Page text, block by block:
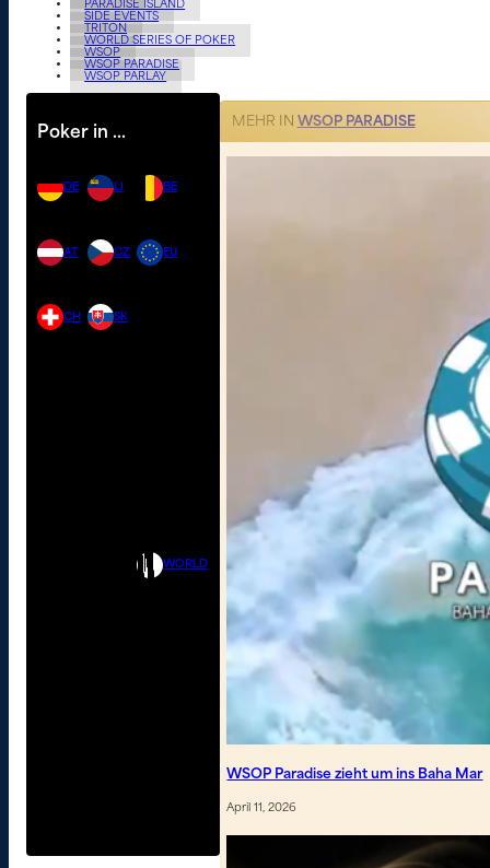
PARADISE ISLAND
SIDE EVENTS
TRITON
WORLD SERIES OF POKER
WSOP
WSOP PARADISE
WSOP PARLAY
Poker in …
DE
AT
CH
LI
CZ
SK
BE
EU
WORLD
MEHR IN WSOP PARADISE
WSOP Paradise zieht um ins Baha Mar
April 11, 2026